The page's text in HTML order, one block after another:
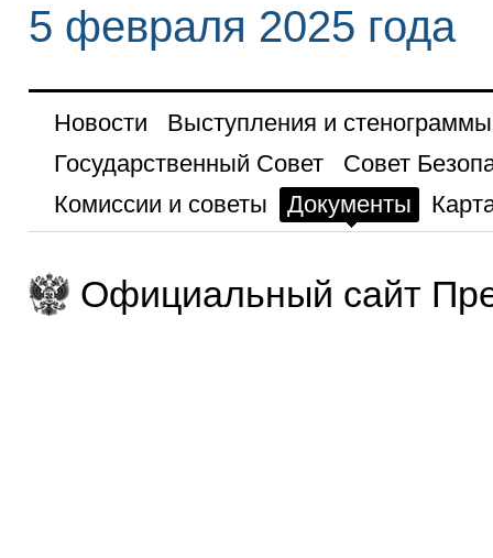
5 февраля 2025 года
Новости
Выступления и стенограммы
Государственный Совет
Совет
Комиссии и советы
Документы
Официальный сайт